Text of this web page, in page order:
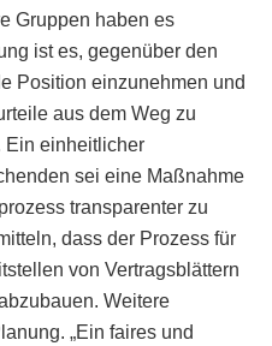
Gruppen haben es
ist es, gegenüber den
Position einzunehmen und
aus dem Weg zu
Ein einheitlicher
sei eine Maßnahme
transparenter zu
dass der Prozess für
von Vertragsblättern
Weitere
„Ein faires und